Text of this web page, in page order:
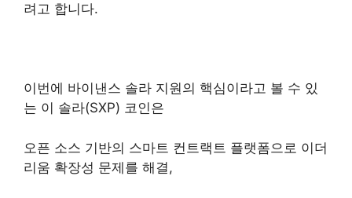
려고 합니다.
이번에 바이낸스 솔라 지원의 핵심이라고 볼 수 있
는 이 솔라(SXP) 코인은
오픈 소스 기반의 스마트 컨트랙트 플랫폼으로 이더
리움 확장성 문제를 해결,